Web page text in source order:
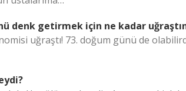
denk getirmek için ne kadar
uğraştı! 73. doğum günü de